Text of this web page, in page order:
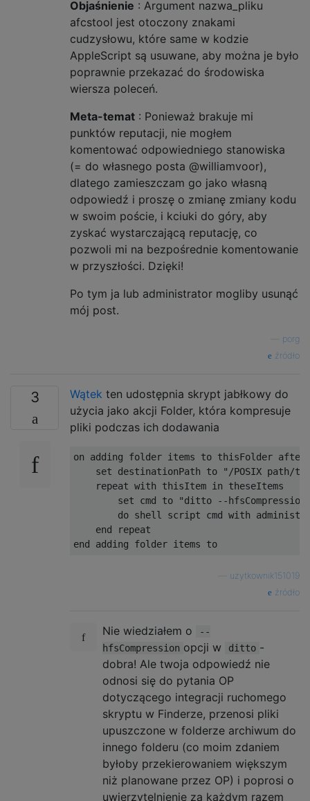
Objaśnienie : Argument nazwa_pliku
afcstool jest otoczony znakami
cudzysłowu, które same w kodzie
AppleScript są usuwane, aby można je było
poprawnie przekazać do środowiska
wiersza poleceń.
Meta-temat : Ponieważ brakuje mi
punktów reputacji, nie mogłem
komentować odpowiedniego stanowiska
(= do własnego posta @williamvoor),
dlatego zamieszczam go jako własną
odpowiedź i proszę o zmianę zmiany kodu
w swoim poście, i kciuki do góry, aby
zyskać wystarczającą reputację, co
pozwoli mi na bezpośrednie komentowanie
w przyszłości. Dzięki!
Po tym ja lub administrator mogliby usunąć
mój post.
porg
źródło
3 Wątek ten udostępnia skrypt jabłkowy do
użycia jako akcji Folder, która kompresuje
pliki podczas ich dodawania
on adding folder items to thisFolder after
set destinationPath to
"/POSIX path/
    repeat
with thisItem in theseItems
set cmd to
"ditto --
do shell script cmd with
end
end adding folder items to
użytkownik151019
źródło
Nie wiedziałem o
--
hfsCompression opcji w ditto -
dobra! Ale twoja odpowiedź nie
odnosi się do pytania OP
dotyczącego integracji ruchomego
skryptu w Finderze, przenosi pliki
upuszczone w folderze archiwum do
innego folderu (co moim zdaniem
byłoby przekierowaniem większym
niż planowane przez OP) i poprosi o
uwierzytelnienie za każdym razem